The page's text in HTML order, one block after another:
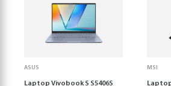
ASUS
Laptop Vivobook S S5406S
MSI